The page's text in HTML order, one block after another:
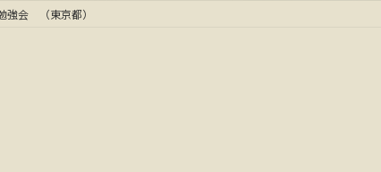
強会 （東京都）